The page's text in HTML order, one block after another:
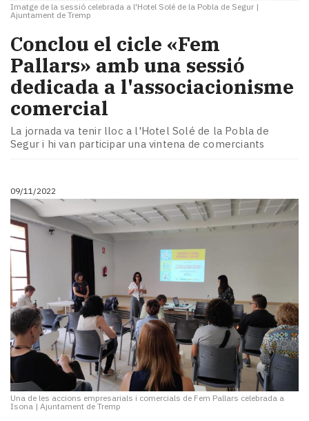
Imatge de la sessió celebrada a l'Hotel Solé de la Pobla de Segur |
Ajuntament de Tremp
Conclou el cicle «Fem
Pallars» amb una sessió
dedicada a l'associacionisme
comercial
La jornada va tenir lloc a l'Hotel Solé de la Pobla de
Segur i hi van participar una vintena de comerciants
09/11/2022
Una de les accions empresarials i comercials de Fem Pallars celebrada a
Isona | Ajuntament de Tremp